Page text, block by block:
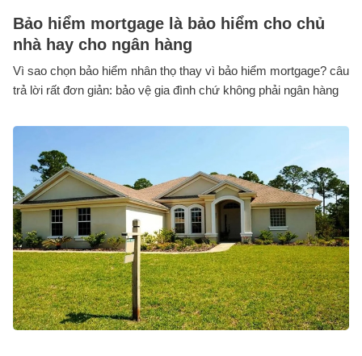
Bảo hiểm mortgage là bảo hiểm cho chủ
nhà hay cho ngân hàng
Vì sao chọn bảo hiểm nhân thọ thay vì bảo hiểm mortgage? câu
trả lời rất đơn giản: bảo vệ gia đình chứ không phải ngân hàng